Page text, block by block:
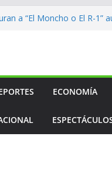
a “El Moncho o El R-1”
al medallero
ECONOMÍA